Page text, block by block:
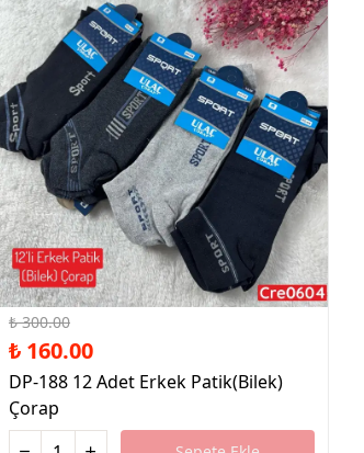
%47 İndirim
₺ 300.00
₺ 160.00
DP-188 12 Adet Erkek Patik(Bilek)
Çorap